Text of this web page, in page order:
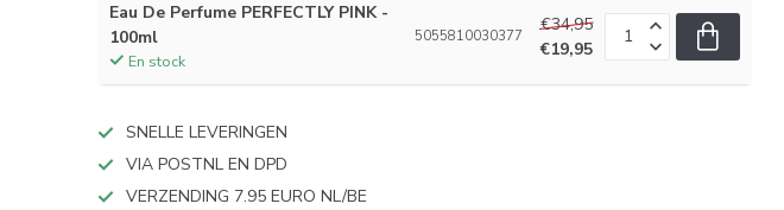
Eau De Perfume PERFECTLY PINK -
100ml
En stock
5055810030377
€34,95
€19,95
SNELLE LEVERINGEN
VIA POSTNL EN DPD
VERZENDING 7.95 EURO NL/BE